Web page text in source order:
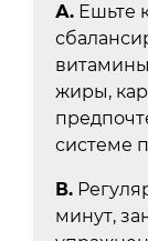
А. Ешьте
жиры,
системе
В.
минут,